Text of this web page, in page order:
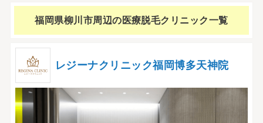
福岡県柳川市周辺の 医療脱毛クリニック一覧
レジーナクリニック福岡博多天神院